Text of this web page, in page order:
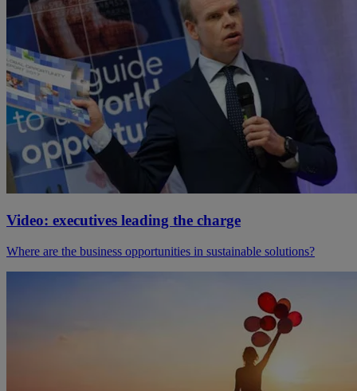
Video: executives leading the charge
Where are the business opportunities in sustainable solutions?